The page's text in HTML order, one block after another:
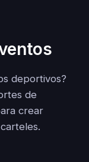
deportivos?
de
crear